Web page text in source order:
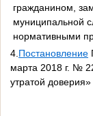
гражданином,
муниципальной
нормативными
4. Постановление
марта 2018 г. №
утратой доверия»